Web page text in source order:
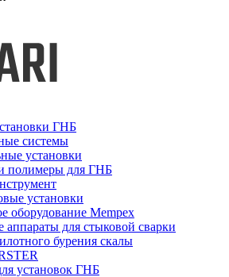
ГНБ
системы
установки
полимеры для ГНБ
установки
оборудование Mempex
аппараты для стыковой сварки
бурения скалы
установок ГНБ